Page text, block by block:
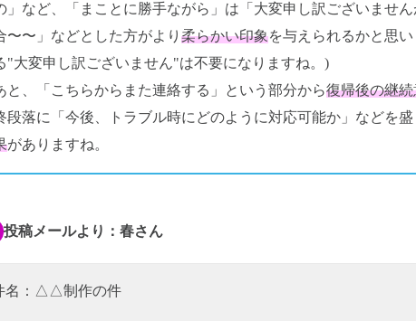
」など、「まことに勝手ながら」は「大変申し訳ございませ
〜〜」などとした方がより 柔らかい印象を与えられるかと思
"大変申し訳ございません"は不要になりますね。)
と、「こちらからまた連絡する」という部分から復帰後の継
段落に「今後、トラブル時にどのように対応可能か」などを盛
がありますね。
投稿メールより：春さん
名：△△制作の件